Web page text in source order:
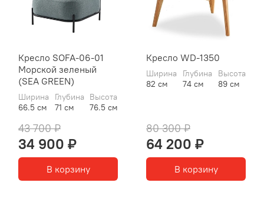
Кресло SOFA-06-01
Морской зеленый
(SEA GREEN)
Ширина
66.5 см
Глубина
71 см
Высота
76.5 см
43 700 ₽
34 900 ₽
В корзину
Кресло WD-1350
Ширина
82 см
Глубина
74 см
Высота
89 см
80 300 ₽
64 200 ₽
В корзину